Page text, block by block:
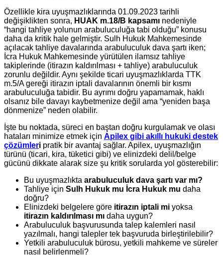
Özellikle kira uyuşmazlıklarında 01.09.2023 tarihli
değişiklikten sonra, HUAK m.18/B kapsamı nedeniyle
“hangi tahliye yolunun arabuluculuğa tabi olduğu” konusu
daha da kritik hale gelmiştir. Sulh Hukuk Mahkemesinde
açılacak tahliye davalarında arabuluculuk dava şartı iken;
İcra Hukuk Mahkemesinde yürütülen ilamsız tahliye
takiplerinde (itirazın kaldırılması + tahliye) arabuluculuk
zorunlu değildir. Aynı şekilde ticari uyuşmazlıklarda TTK
m.5/A gereği itirazın iptali davalarının önemli bir kısmı
arabuluculuğa tabidir. Bu ayrımı doğru yapamamak, haklı
olsanız bile davayı kaybetmenize değil ama “yeniden başa
dönmenize” neden olabilir.
İşte bu noktada, süreci en baştan doğru kurgulamak ve olası
hataları minimize etmek için Apilex gibi akıllı hukuki destek
çözümleri pratik bir avantaj sağlar. Apilex, uyuşmazlığın
türünü (ticari, kira, tüketici gibi) ve elinizdeki delil/belge
gücünü dikkate alarak size şu kritik sorularda yol gösterebilir:
Bu uyuşmazlıkta arabuluculuk dava şartı var mı?
Tahliye için Sulh Hukuk mu İcra Hukuk mu daha
doğru?
Elinizdeki belgelere göre itirazın iptali mi yoksa
itirazın kaldırılması mı daha uygun?
Arabuluculuk başvurusunda talep kalemleri nasıl
yazılmalı, hangi talepler tek başvuruda birleştirilebilir?
Yetkili arabuluculuk bürosu, yetkili mahkeme ve süreler
nasıl belirlenmeli?